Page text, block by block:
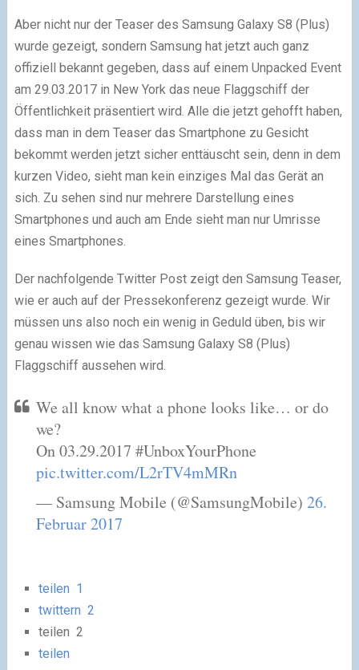
Aber nicht nur der Teaser des Samsung Galaxy S8 (Plus)
wurde gezeigt, sondern Samsung hat jetzt auch ganz
offiziell bekannt gegeben, dass auf einem Unpacked Event
am 29.03.2017 in New York das neue Flaggschiff der
Öffentlichkeit präsentiert wird. Alle die jetzt gehofft haben,
dass man in dem Teaser das Smartphone zu Gesicht
bekommt werden jetzt sicher enttäuscht sein, denn in dem
kurzen Video, sieht man kein einziges Mal das Gerät an
sich. Zu sehen sind nur mehrere Darstellung eines
Smartphones und auch am Ende sieht man nur Umrisse
eines Smartphones.
Der nachfolgende Twitter Post zeigt den Samsung Teaser,
wie er auch auf der Pressekonferenz gezeigt wurde. Wir
müssen uns also noch ein wenig in Geduld üben, bis wir
genau wissen wie das Samsung Galaxy S8 (Plus)
Flaggschiff aussehen wird.
We all know what a phone looks like… or do
we?
On 03.29.2017 #UnboxYourPhone
pic.twitter.com/L2rTV4mMRn
— Samsung Mobile (@SamsungMobile) 26.
Februar 2017
teilen 1
twittern 2
teilen 2
teilen